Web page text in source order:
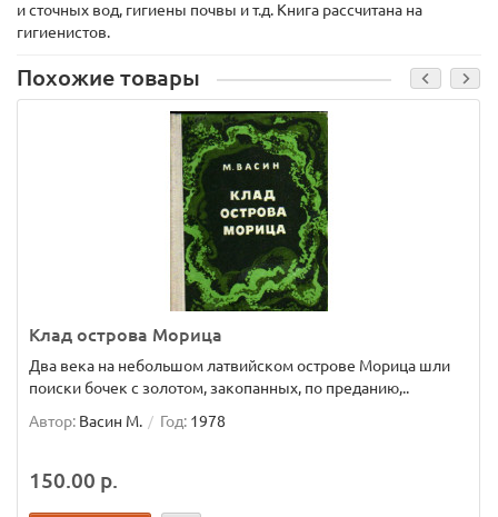
и сточных вод, гигиены почвы и т.д. Книга рассчитана на
гигиенистов.
Похожие товары
Клад острова Морица
Два века на небольшом латвийском острове Морица шли
поиски бочек с золотом, закопанных, по преданию,..
Автор: Васин М. Год: 1978
150.00 р.